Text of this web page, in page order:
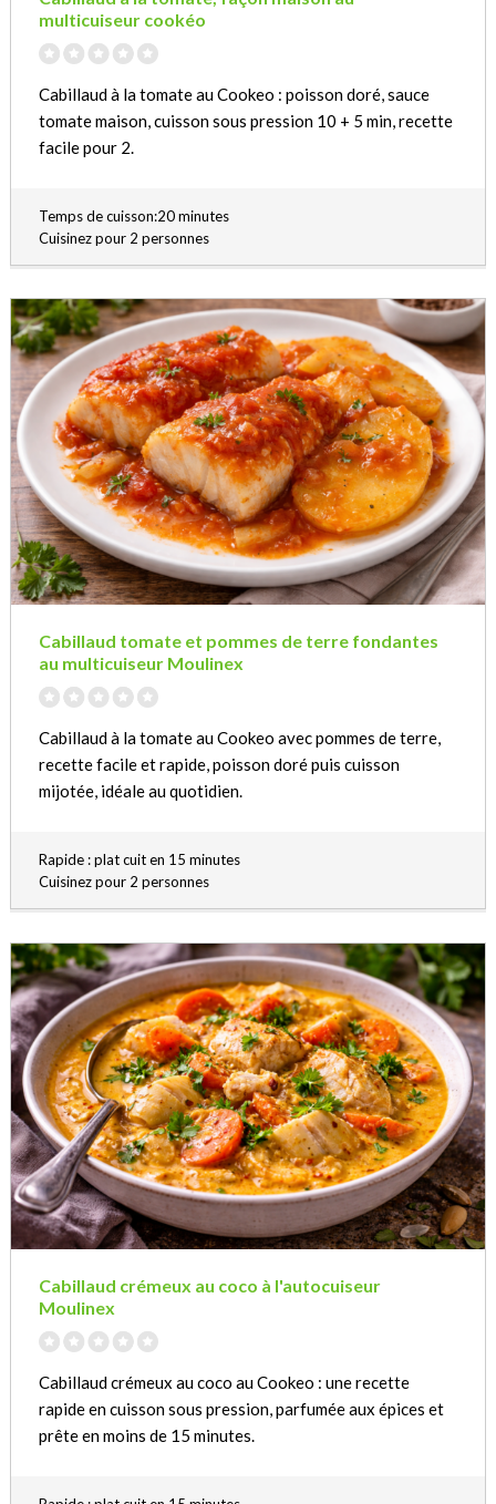
multicuiseur cookéo
Cabillaud à la tomate au Cookeo : poisson doré, sauce
tomate maison, cuisson sous pression 10 + 5 min, recette
facile pour 2.
Temps de cuisson:20 minutes
Cuisinez pour 2 personnes
Cabillaud tomate et pommes de terre fondantes
au multicuiseur Moulinex
Cabillaud à la tomate au Cookeo avec pommes de terre,
recette facile et rapide, poisson doré puis cuisson
mijotée, idéale au quotidien.
Rapide : plat cuit en 15 minutes
Cuisinez pour 2 personnes
Cabillaud crémeux au coco à l'autocuiseur
Moulinex
Cabillaud crémeux au coco au Cookeo : une recette
rapide en cuisson sous pression, parfumée aux épices et
prête en moins de 15 minutes.